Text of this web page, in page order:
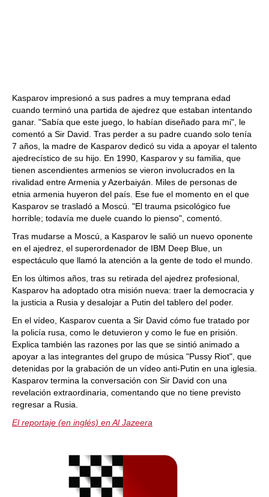
Kasparov impresionó a sus padres a muy temprana edad
cuando terminó una partida de ajedrez que estaban intentando
ganar. "Sabía que este juego, lo habían diseñado para mi", le
comentó a Sir David. Tras perder a su padre cuando solo tenía
7 años, la madre de Kasparov dedicó su vida a apoyar el talento
ajedrecístico de su hijo. En 1990, Kasparov y su familia, que
tienen ascendientes armenios se vieron involucrados en la
rivalidad entre Armenia y Azerbaiyán. Miles de personas de
etnia armenia huyeron del país. Ese fue el momento en el que
Kasparov se trasladó a Moscú. "El trauma psicológico fue
horrible; todavía me duele cuando lo pienso", comentó.
Tras mudarse a Moscú, a Kasparov le salió un nuevo oponente
en el ajedrez, el superordenador de IBM Deep Blue, un
espectáculo que llamó la atención a la gente de todo el mundo.
En los últimos años, tras su retirada del ajedrez profesional,
Kasparov ha adoptado otra misión nueva: traer la democracia y
la justicia a Rusia y desalojar a Putin del tablero del poder.
En el vídeo, Kasparov cuenta a Sir David cómo fue tratado por
la policía rusa, como le detuvieron y como le fue en prisión.
Explica también las razones por las que se sintió animado a
apoyar a las integrantes del grupo de música "Pussy Riot", que
detenidas por la grabación de un vídeo anti-Putin en una iglesia.
Kasparov termina la conversación con Sir David con una
revelación extraordinaria, comentando que no tiene previsto
regresar a Rusia.
El reportaje (en inglés) en Al Jazeera